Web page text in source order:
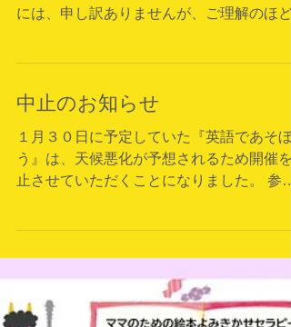
しさを」を演目に工作教室を行って
には、申し訳ありませんが、ご理解のほど
中止のお知らせ
１月３０日に予定していた『英語であそぼ
う』は、天候悪化が予想されるため開催を
止させていただくことになりました。 参加